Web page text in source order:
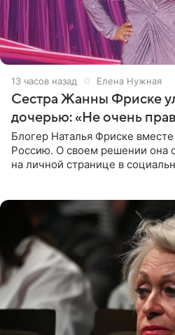
13 часов назад Елена Нужная
Сестра Жанны Фриске
дочерью: «Не очень
Блогер Наталья Фриске
Россию. О своем решении она
на личной странице в